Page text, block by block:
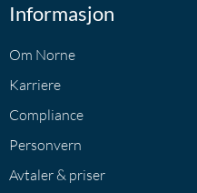
Informasjon
Om Norne
Karriere
Compliance
Personvern
Avtaler & priser